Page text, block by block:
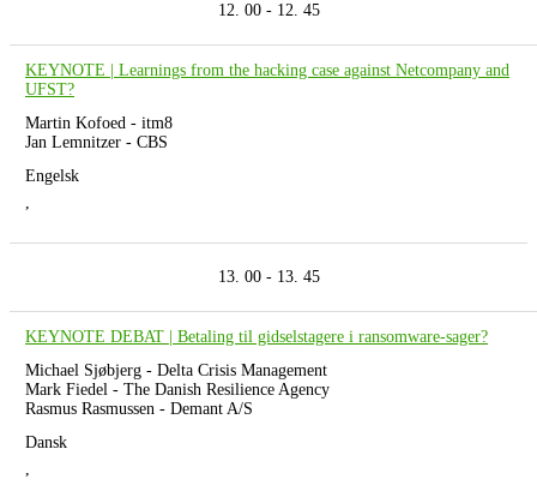
12. 00 - 12. 45
KEYNOTE | Learnings from the hacking case against Netcompany and
UFST?
Martin Kofoed - itm8
Jan Lemnitzer - CBS
Engelsk
,
13. 00 - 13. 45
KEYNOTE DEBAT | Betaling til gidselstagere i ransomware-sager?
Michael Sjøbjerg - Delta Crisis Management
Mark Fiedel - The Danish Resilience Agency
Rasmus Rasmussen - Demant A/S
Dansk
,